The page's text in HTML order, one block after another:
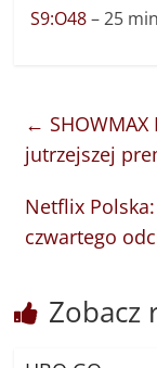
S9:O48– 25
←
jutrzejszej
Netflix
czwartego
Zobacz